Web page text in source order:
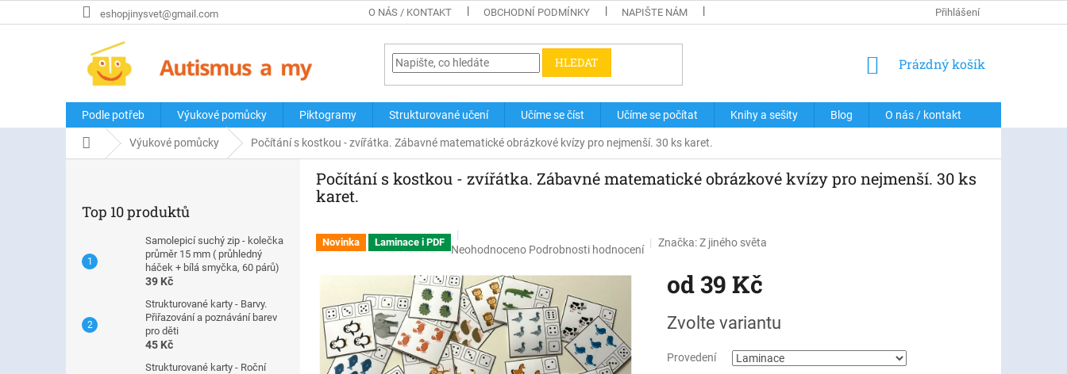
na
eshopjinysvet@gmail.com O NÁS / KONTAKT OBCHODNÍ PODMÍNKY NAPIŠTE NÁM PODMÍNKY OCHRANY OSOBNÍCH ÚDAJŮ
Přihlášení
HLEDAT
NÁKUPNÍ
Prázdný košík
Podle potřeb Výukové pomůcky Piktogramy Strukturované učení Učíme se číst Učíme se počítat Knihy a sešity Blog O nás / kontakt
Domů Výukové pomůcky Počítání s kostkou - zvířátka. Zábavné matematické obrázkové kvízy pro nejmenší. 30 ks karet.
Top 10 produktů
Samolepicí suchý zip - kolečka
průměr 15 mm ( průhledný
háček + bílá smyčka, 60 párů)
39 Kč
Strukturované karty - Barvy.
Přiřazování a poznávání barev
pro děti
45 Kč
Strukturované karty - Roční
Počítání s kostkou - zvířátka. Zábavné matematické obrázkové kvízy pro nejmenší. 30 ks
karet.
Novinka Laminace i PDF
Průměrné
produktu
je
0,0
z
5
hvězdiček.
Neohodnoceno Podrobnosti hodnocení
Značka:Z jiného světa
od39 Kč
cena:
Zvolte variantu
Provedení